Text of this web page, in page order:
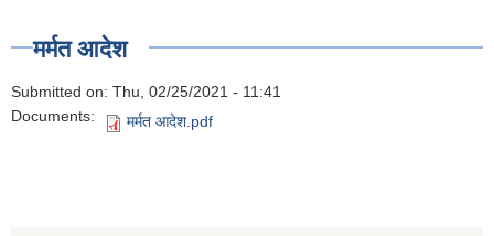
मर्मत आदेश
Submitted on: Thu, 02/25/2021 - 11:41
Documents:
मर्मत आदेश.pdf